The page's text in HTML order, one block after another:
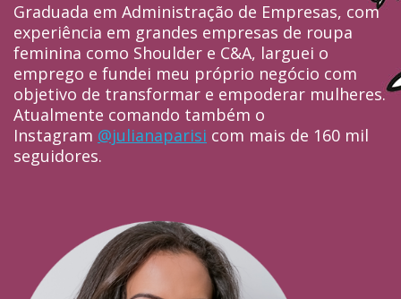
Graduada em Administração de Empresas, com
experiência em grandes empresas de roupa
feminina como Shoulder e C&A, larguei o
emprego e fundei meu próprio negócio com
objetivo de transformar e empoderar mulheres.
Atualmente comando também o
Instagram @julianaparisi com mais de 160 mil
seguidores.